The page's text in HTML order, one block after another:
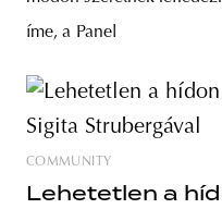
íme, a Panel
COMMUNITY
Lehetetlen a